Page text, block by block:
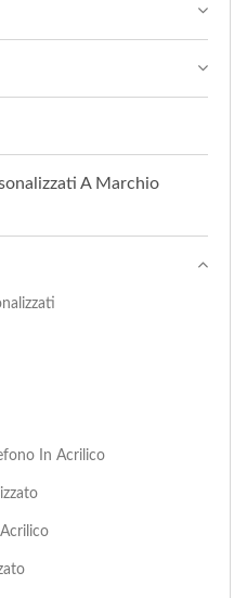
A Marchio
In Acrilico